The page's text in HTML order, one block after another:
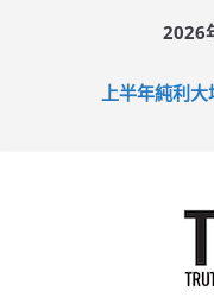
2026
上半年純利
拜仁熱